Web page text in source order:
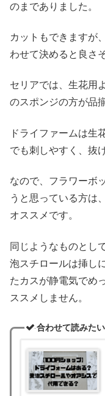
のまでありました。
カットもできますが
わせて決めると良さ
セリアでは、生花用
のスポンジの方が品
ドライファームは生
でも刺しやすく、抜
なので、フラワーボ
うと思っている方は
オススメです。
同じようなものとし
泡スチロールは挿し
たカスが静電気でめ
ススメしません。
合わせて読みたい